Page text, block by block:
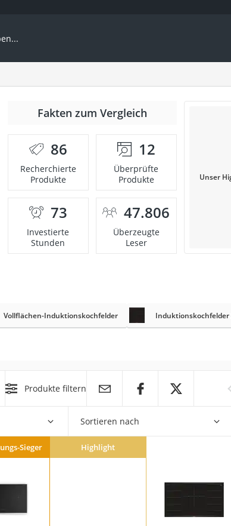
Fakten zum Vergleich
86
Recherchierte
Produkte
12
Überprüfte
Produkte
73
Investierte
Stunden
47.806
Überzeugte
Leser
Unser
Vollflächen-Induktionskochfelder Induktionskochfelder
Produkte filtern
Sortieren nach
Sieger Highlight